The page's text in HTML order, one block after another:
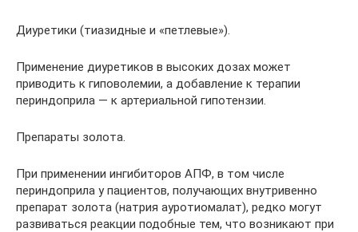
Диуретики (тиазидные и «петлевые»).
Применение диуретиков в высоких дозах может
приводить к гиповолемии, а добавление к терапии
периндоприла — к артериальной гипотензии.
Препараты золота.
При применении ингибиторов АПФ, в том числе
периндоприла у пациентов, получающих внутривенно
препарат золота (натрия ауротиомалат), редко могут
развиваться реакции подобные тем, что возникают при